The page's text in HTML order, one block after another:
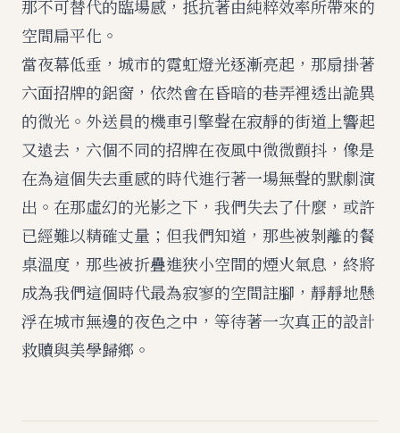
那不可替代的臨場感，抵抗著由純粹效率所帶來的
空間扁平化。
當夜幕低垂，城市的霓虹燈光逐漸亮起，那扇掛著
六面招牌的鋁窗，依然會在昏暗的巷弄裡透出詭異
的微光。外送員的機車引擎聲在寂靜的街道上響起
又遠去，六個不同的招牌在夜風中微微顫抖，像是
在為這個失去重感的時代進行著一場無聲的默劇演
出。在那虛幻的光影之下，我們失去了什麼，或許
已經難以精確丈量；但我們知道，那些被剝離的餐
桌溫度，那些被折疊進狹小空間的煙火氣息，終將
成為我們這個時代最為寂寥的空間註腳，靜靜地懸
浮在城市無邊的夜色之中，等待著一次真正的設計
救贖與美學歸鄉。